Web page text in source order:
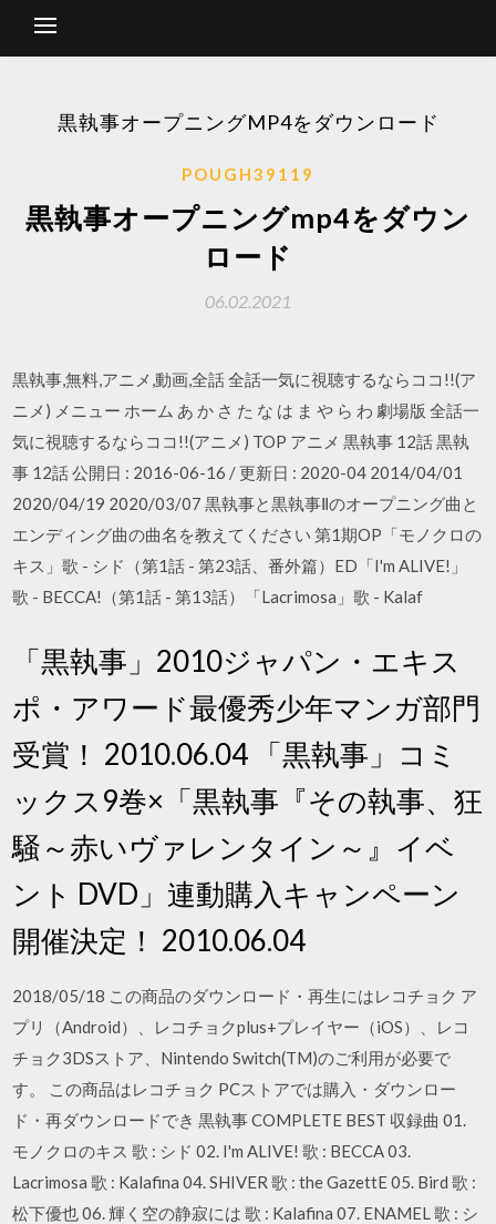
黒執事オープニングMP4をダウンロード
POUGH39119
黒執事オープニングmp4をダウン
ロード
06.02.2021
黒執事,無料,アニメ,動画,全話 全話一気に視聴するならココ!!(ア
ニメ) メニュー ホーム あ か さ た な は ま や ら わ 劇場版 全話一
気に視聴するならココ!!(アニメ) TOP アニメ 黒執事 12話 黒執
事 12話 公開日 : 2016-06-16 / 更新日 : 2020-04 2014/04/01
2020/04/19 2020/03/07 黒執事と黒執事Ⅱのオープニング曲と
エンディング曲の曲名を教えてください 第1期OP「モノクロの
キス」歌 - シド（第1話 - 第23話、番外篇）ED「I'm ALIVE!」
歌 - BECCA!（第1話 - 第13話）「Lacrimosa」歌 - Kalaf
「黒執事」2010ジャパン・エキス
ポ・アワード最優秀少年マンガ部門
受賞！ 2010.06.04 「黒執事」コミ
ックス9巻×「黒執事『その執事、狂
騒～赤いヴァレンタイン～』イベ
ント DVD」連動購入キャンペーン
開催決定！ 2010.06.04
2018/05/18 この商品のダウンロード・再生にはレコチョク ア
プリ（Android）、レコチョクplus+プレイヤー（iOS）、レコ
チョク3DSストア、Nintendo Switch(TM)のご利用が必要で
す。 この商品はレコチョク PCストアでは購入・ダウンロー
ド・再ダウンロードでき 黒執事 COMPLETE BEST 収録曲 01.
モノクロのキス 歌 : シド 02. I'm ALIVE! 歌 : BECCA 03.
Lacrimosa 歌 : Kalafina 04. SHIVER 歌 : the GazettE 05. Bird 歌 :
松下優也 06. 輝く空の静寂には 歌 : Kalafina 07. ENAMEL 歌 : シ